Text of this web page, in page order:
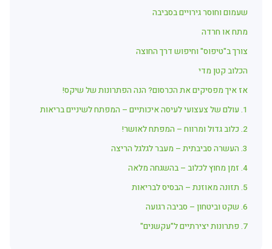
שעמום וחוסר גירויים בסביבה
מתח או חרדה
צורך ב"טיפוס" וחיפוש דרך החוצה
הכלוב קטן מדי
אז איך מפסיקים את הכרסום? הנה הפתרונות של שיקס!
2. כלוב גדול ומרווח – המפתח לאושר!
4. זמן מחוץ לכלוב – בהשגחה מלאה
7. פתרונות יצירתיים ל"עקשנים"